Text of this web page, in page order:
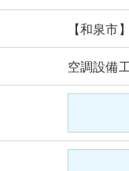
ては個人情報保護
漏洩等がなされな
った場合に生じる結
場合は、それに対
【和泉市
空調設備